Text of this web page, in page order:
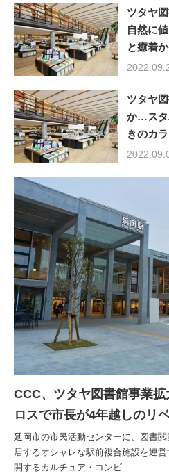
ツタヤ
自然に
と癒着か
ツタヤ
か…スタ
きのカ
CCC、ツタヤ図書館事業
ロスで市長が4年越しのリ
延岡市の市民活動センターに、図書
居するオシャレな駅前複合施設を運
開するカルチュア・コンビ...